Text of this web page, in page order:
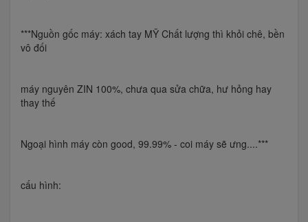
***Nguồn gốc máy: xách tay MỸ Chất lượng thì khỏi chê, bền
vô đối
máy nguyên ZIN 100%, chưa qua sửa chữa, hư hỏng hay
thay thế
Ngoại hình máy còn good, 99.99% - coi máy sẽ ưng....***
cấu hình: